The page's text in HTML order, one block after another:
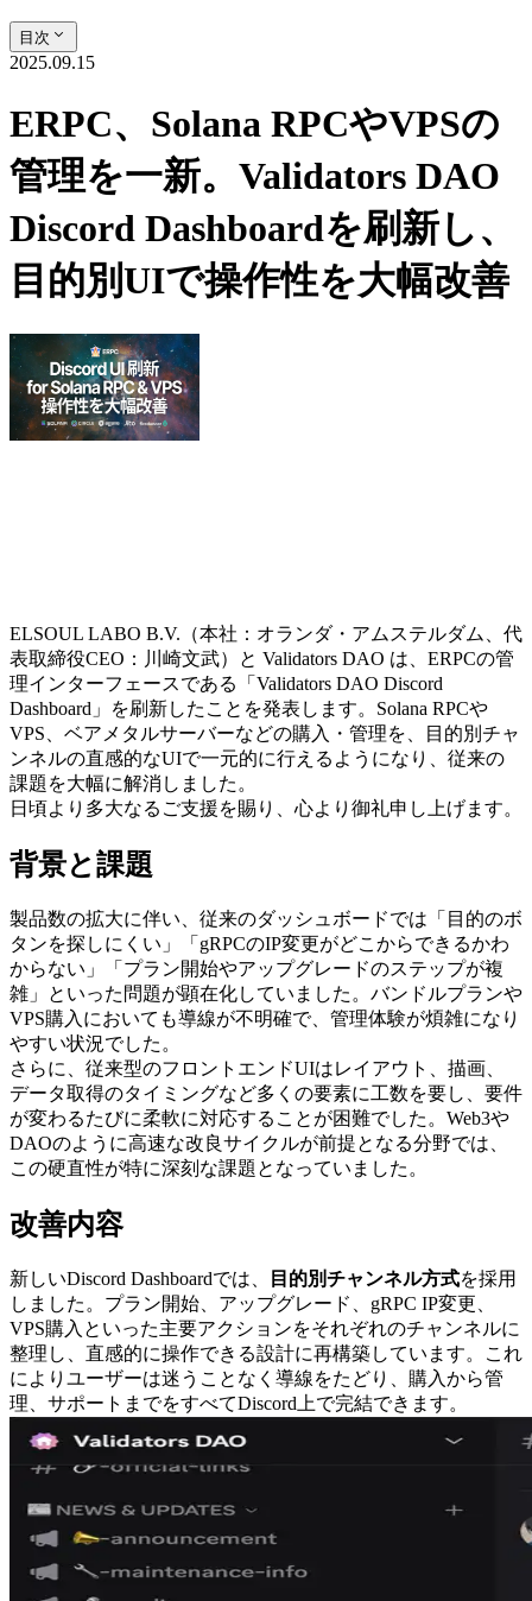
目次
2025.09.15
ERPC、Solana RPCやVPSの
管理を一新。Validators DAO
Discord Dashboardを刷新し、
目的別UIで操作性を大幅改善
ELSOUL LABO B.V.（本社：オランダ・アムステルダム、代
表取締役CEO：川崎文武）と Validators DAO は、ERPCの管
理インターフェースである「Validators DAO Discord
Dashboard」を刷新したことを発表します。Solana RPCや
VPS、ベアメタルサーバーなどの購入・管理を、目的別チャ
ンネルの直感的なUIで一元的に行えるようになり、従来の
課題を大幅に解消しました。
日頃より多大なるご支援を賜り、心より御礼申し上げます。
背景と課題
製品数の拡大に伴い、従来のダッシュボードでは「目的のボ
タンを探しにくい」「gRPCのIP変更がどこからできるかわ
からない」「プラン開始やアップグレードのステップが複
雑」といった問題が顕在化していました。バンドルプランや
VPS購入においても導線が不明確で、管理体験が煩雑になり
やすい状況でした。
さらに、従来型のフロントエンドUIはレイアウト、描画、
データ取得のタイミングなど多くの要素に工数を要し、要件
が変わるたびに柔軟に対応することが困難でした。Web3や
DAOのように高速な改良サイクルが前提となる分野では、
この硬直性が特に深刻な課題となっていました。
改善内容
新しいDiscord Dashboardでは、 目的別チャンネル方式を採用
しました。プラン開始、アップグレード、gRPC IP変更、
VPS購入といった主要アクションをそれぞれのチャンネルに
整理し、直感的に操作できる設計に再構築しています。これ
によりユーザーは迷うことなく導線をたどり、購入から管
理、サポートまでをすべてDiscord上で完結できます。